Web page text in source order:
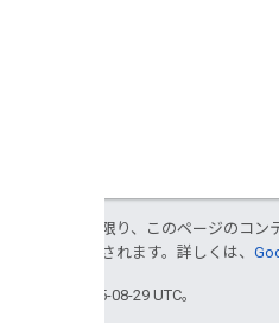
特に記載のない限り、このページのコン
により使用許諾されます。詳しくは、
最終更新日 2025-08-29 UTC。